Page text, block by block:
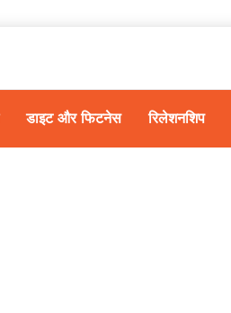
डाइट और फिटनेस रिलेशनशिप